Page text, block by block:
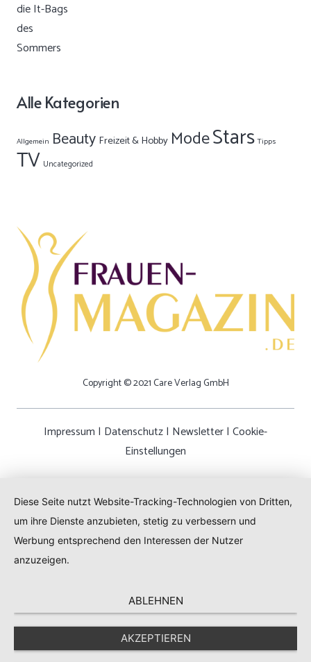
Alle Kategorien
Allgemein Beauty Freizeit & Hobby ModeStars Tipps
TV Uncategorized
Copyright © 2021 Care Verlag GmbH
Impressum | Datenschutz| Newsletter| Cookie-
Einstellungen
Diese Seite nutzt Website-Tracking-Technologien von Dritten,
um ihre Dienste anzubieten, stetig zu verbessern und
Werbung entsprechend den Interessen der Nutzer
anzuzeigen.
ABLEHNEN
AKZEPTIEREN